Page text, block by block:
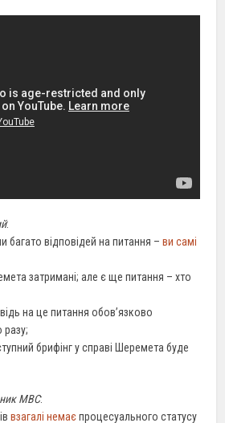
:
багато відповідей на питання –ви самі
затримані; але є ще питання – хто
на це питання обов’язково
разу;
брифінг у справі Шеремета буде
МВС:
взагалі немаєпроцесуального статусу